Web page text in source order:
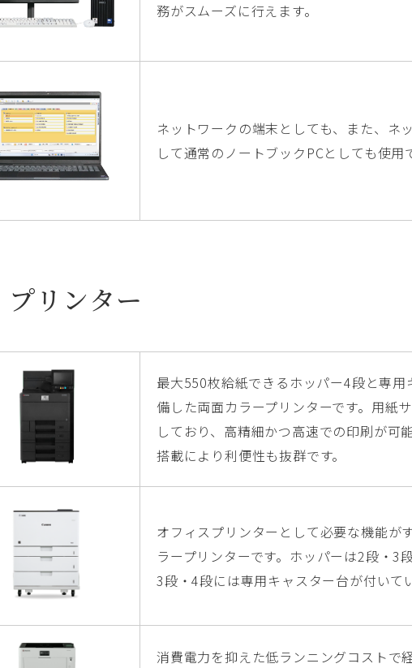
務がスムーズに行えます。
ネットワークの端末としても、また、ネ
して通常のノートブックPCとしても使用
プリンター
最大550枚給紙できるホッパー4段と専用
備した両面カラープリンターです。用紙
しており、高精細かつ高速での印刷が可
搭載により利便性も抜群です。
オフィスプリンターとして必要な機能が
ラープリンターです。ホッパーは2段・3
3段・4段には専用キャスター台が付いて
消費電力を抑えた低ランニングコストで